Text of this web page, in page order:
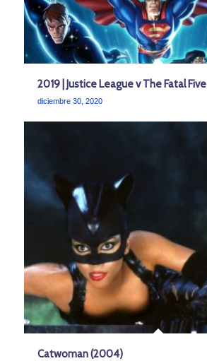
2019 | Justice League v The Fatal Five
diciembre 30, 2020
Catwoman (2004)